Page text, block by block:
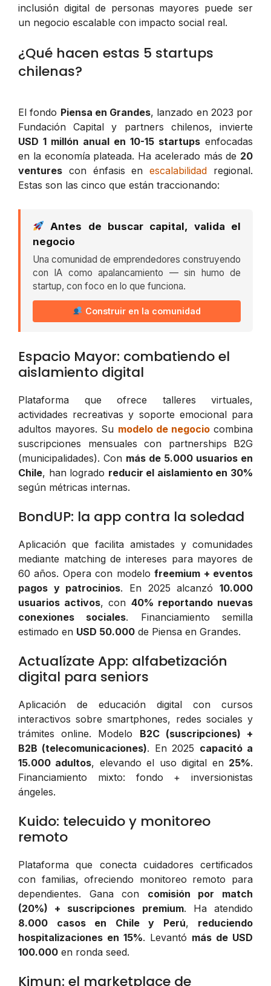
inclusión digital de personas mayores puede ser
un negocio escalable con impacto social real.
¿Qué hacen estas 5 startups
chilenas?
El fondo Piensa en Grandes, lanzado en 2023 por
Fundación Capital y partners chilenos, invierte
USD 1 millón anual en 10-15 startups enfocadas
en la economía plateada. Ha acelerado más de 20
ventures con énfasis enescalabilidad regional.
Estas son las cinco que están traccionando:
Antes de buscar capital, valida el
negocio
Una comunidad de emprendedores construyendo
con IA como apalancamiento — sin humo de
startup, con foco en lo que funciona.
Construir en la comunidad
Espacio Mayor: combatiendo el
aislamiento digital
Plataforma que ofrece talleres virtuales,
actividades recreativas y soporte emocional para
adultos mayores. Su modelo de negociocombina
suscripciones mensuales con partnerships B2G
(municipalidades). Con más de 5.000 usuarios en
Chile, han logrado reducir el aislamiento en 30%
según métricas internas.
BondUP: la app contra la soledad
Aplicación que facilita amistades y comunidades
mediante matching de intereses para mayores de
60 años. Opera con modelofreemium + eventos
pagos y patrocinios. En 2025 alcanzó10.000
usuarios activos, con 40% reportando nuevas
conexiones sociales. Financiamiento semilla
estimado en USD 50.000 de Piensa en Grandes.
Actualízate App: alfabetización
digital para seniors
Aplicación de educación digital con cursos
interactivos sobre smartphones, redes sociales y
trámites online. Modelo B2C (suscripciones) +
B2B (telecomunicaciones). En 2025 capacitó a
15.000 adultos, elevando el uso digital en 25%.
Financiamiento mixto: fondo + inversionistas
ángeles.
Kuido: telecuido y monitoreo
remoto
Plataforma que conecta cuidadores certificados
con familias, ofreciendo monitoreo remoto para
dependientes. Gana con comisión por match
(20%) + suscripciones premium. Ha atendido
8.000 casos en Chile y Perú, reduciendo
hospitalizaciones en 15%. Levantó más de USD
100.000 en ronda seed.
Kimun: el marketplace de